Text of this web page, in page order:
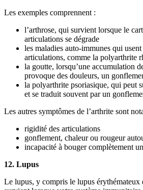
Les exemples comprennent :
l’arthrose, qui survient lorsque le
articulations se dégrade
les maladies auto-immunes qui
articulations, comme la polyarthrite
la goutte, lorsqu’une accumulation
provoque des douleurs, un
la polyarthrite psoriasique, qui peut
et se traduit souvent par un
Les autres symptômes de l’arthrite sont
rigidité des articulations
gonflement, chaleur ou rougeur
incapacité à bouger complètement
12. Lupus
Le lupus, y compris le lupus